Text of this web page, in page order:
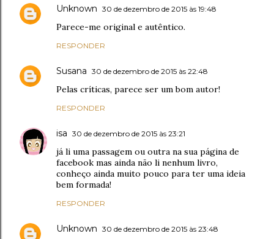
Unknown 30 de dezembro de 2015 às 19:48
Parece-me original e autêntico.
RESPONDER
Susana 30 de dezembro de 2015 às 22:48
Pelas críticas, parece ser um bom autor!
RESPONDER
isa 30 de dezembro de 2015 às 23:21
já li uma passagem ou outra na sua página de
facebook mas ainda não li nenhum livro,
conheço ainda muito pouco para ter uma ideia
bem formada!
RESPONDER
Unknown 30 de dezembro de 2015 às 23:48